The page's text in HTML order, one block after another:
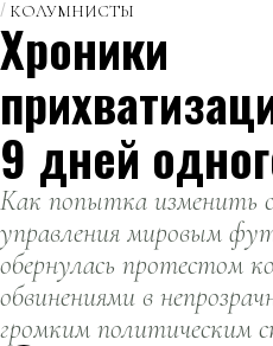
КОЛУМНИСТЫ
Хроники
9 дней
Как попытка изменить
управления мировым
обернулась протестом
обвинениями в
громким политическим